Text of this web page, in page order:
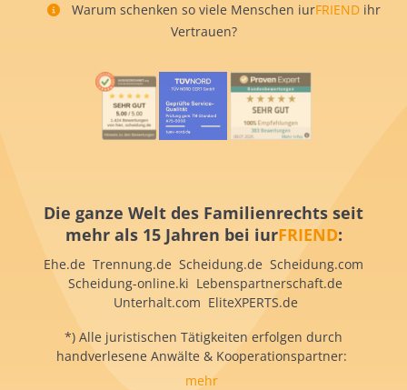
Warum schenken so viele Menschen iurFRIEND ihr
Vertrauen?
Die ganze Welt des Familienrechts seit
mehr als 15 Jahren bei iurFRIEND:
Ehe.de Trennung.de Scheidung.de Scheidung.com
Scheidung-online.ki Lebenspartnerschaft.de
Unterhalt.com EliteXPERTS.de
*) Alle juristischen Tätigkeiten erfolgen durch
handverlesene Anwälte & Kooperationspartner:
mehr